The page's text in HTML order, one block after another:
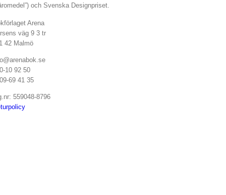
och Svenska Designpriset.
Arena
väg 9 3 tr
42 Malmö
10 92 50
69 41 35
559048-8796